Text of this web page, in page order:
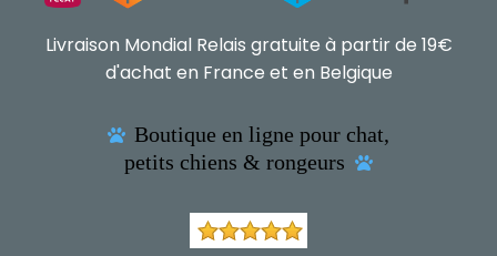
Livraison Mondial Relais gratuite à partir de 19€
d'achat en France et en Belgique
 Boutique en ligne pour chat,
petits chiens & rongeurs
